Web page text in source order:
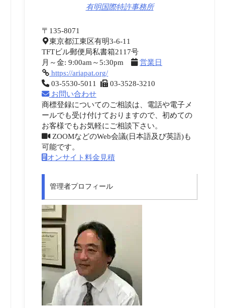
有明国際特許事務所
〒135-8071
東京都江東区有明3-6-11
TFTビル郵便局私書箱2117号
月～金: 9:00am～5:30pm
営業日
https://ariapat.org/
03-5530-5011
03-3528-3210
お問い合わせ
商標登録についてのご相談は、電話や電子メ
ールでも受け付けておりますので、初めての
お客様でもお気軽にご相談下さい。
ZOOMなどのWeb会議(日本語及び英語)も
可能です。
オンサイト料金見積
管理者プロフィール